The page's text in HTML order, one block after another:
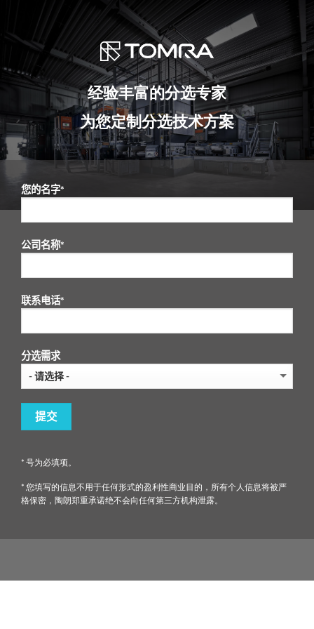
经验丰富的分选专家
为您定制分选技术方案
您的名字*
公司名称*
联系电话*
分选需求
* 号为必填项。
* 您填写的信息不用于任何形式的盈利性商业目的，所有个人信息将被严
格保密，陶朗郑重承诺绝不会向任何第三方机构泄露。